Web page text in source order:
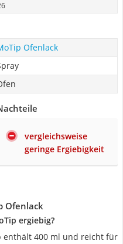
Ofenlack
vergleichsweise
geringe Ergiebigkeit
Ofenlack
ergiebig?
enthält 400 ml und reicht für